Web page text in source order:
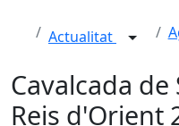
Actualitat
Cavalcada de
Reis d'Orient